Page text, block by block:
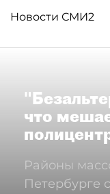
Новости СМИ2
что
Районы
Петербурге